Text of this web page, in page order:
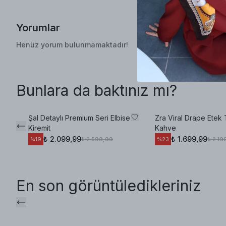
Yorumlar
Henüz yorum bulunmamaktadır!
Bunlara da baktınız mı?
Şal Detaylı Premium Seri Elbise
Kiremit
%19 ₺ 2.099,99₺ 2.599,99
Zra Viral Drape Etek
Kahve
%23 ₺ 1.699,99₺
En son görüntüledikleriniz